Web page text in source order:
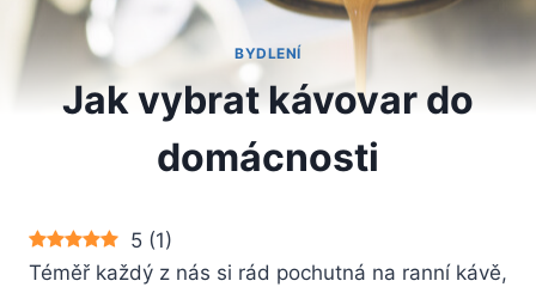
BYDLENÍ
Jak vybrat kávovar do
domácnosti
5 (1)
Téměř každý z nás si rád pochutná na ranní kávě,